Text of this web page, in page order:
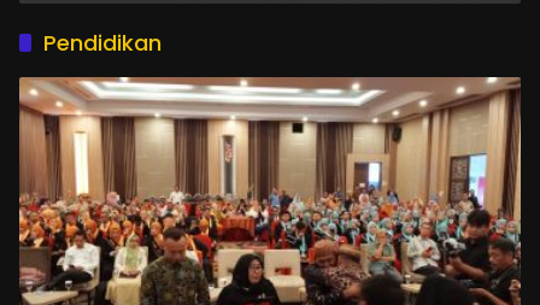
Pendidikan